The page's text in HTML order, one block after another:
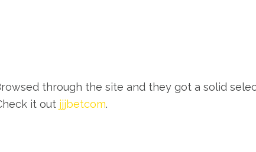
through the site and they got a solid
it out jjjbetcom.